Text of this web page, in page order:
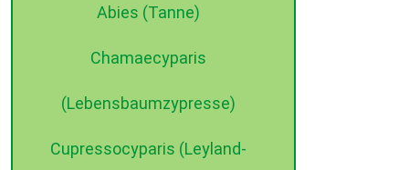
Abies (Tanne)
Chamaecyparis
(Lebensbaumzypresse)
Cupressocyparis (Leyland-